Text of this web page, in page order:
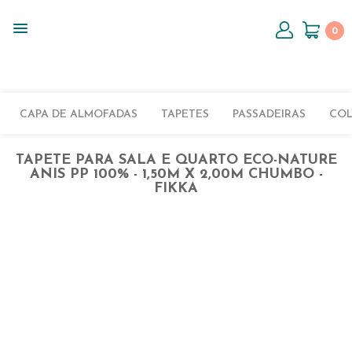
0
CAPA DE ALMOFADAS TAPETES PASSADEIRAS
TAPETE PARA SALA E QUARTO ECO-NATURE
ANIS PP 100% - 1,50M X 2,00M CHUMBO -
FIKKA